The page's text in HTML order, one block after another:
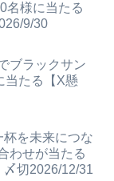
名様に当たる
9/30
ブラックサン
当たる【X懸
を未来につな
わせが当たる
〆切2026/12/31